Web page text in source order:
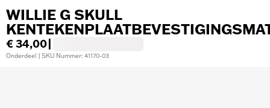
WILLIE G SKULL
€ 34,00
Onderdeel | SKU Nummer: 41170-03